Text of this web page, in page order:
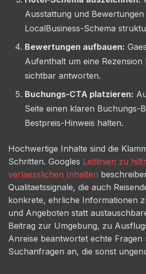
Ausstattung und
LocalBusiness-Schema
Bewertungen aufbauen:
Aufenthalt um eine Rezension
sichtbar antworten.
Buchungs-CTA platzieren:
Seite einen klaren Buchungs-
Bestpreis-Hinweis halten.
Hochwertige Inhalte sind die
Schritten. Googles Leitlinien zu
verlaesslichen Inhalten
Qualitaetssignale, die auch
konkrete, ehrliche Informationen
und Angeboten statt
Beitrag zur Umgebung, zu
Anreise beantwortet echte Fragen
Suchanfragen an, die sonst